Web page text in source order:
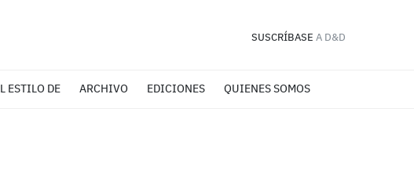
SUSCRÍBASE A D&D
ESTILO DE ARCHIVO EDICIONES QUIENES SOMOS